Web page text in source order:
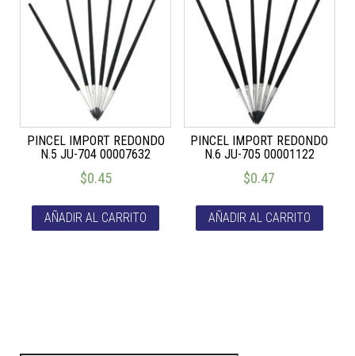
PINCEL IMPORT REDONDO
N.5 JU-704 00007632
$0.45
AÑADIR AL CARRITO
PINCEL IMPORT REDONDO
N.6 JU-705 00001122
$0.47
AÑADIR AL CARRITO